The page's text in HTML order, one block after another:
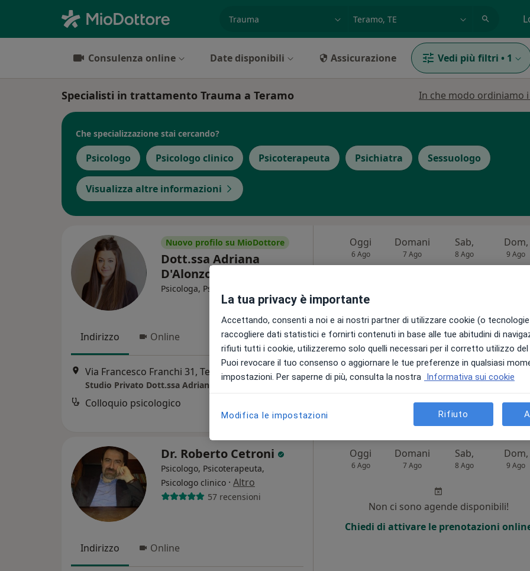
Consulenza online Date disponibili Assicurazione Vedi più filtri • 1
Specialisti in trattamento Trauma a Teramo In che modo ordiniamo
Che specializzazione stai cercando?
Psicologo Psicologo clinico Psicoterapeuta Psichiatra Sessuologo
Visualizza altre informazioni
Nuovo profilo su MioDottore
Dott.ssa Adriana
D'Alonzo
Psicologa, Psicologa clinica
Indirizzo Online
Via Francesco Franchi 31, Teramo Mappa
Studio Privato Dott.ssa Adriana D'Alonzo
Colloquio psicologico
Oggi
6 Ago
Domani
7 Ago
Sab,
8 Ago
Dom,
9 Ago
Non ci sono agende disponibili!
Chiedi di attivare le prenotazioni online
Dr. Roberto Cetroni
Psicologo, Psicoterapeuta,
Psicologo clinico · Altro
57 recensioni
Indirizzo Online
Oggi
6 Ago
Domani
7 Ago
Sab,
8 Ago
Dom,
9 Ago
Non ci sono agende disponibili!
Chiedi di attivare le prenotazioni
La tua privacy è importante
Accettando, consenti a noi e ai nostri partner di utilizzare cookie (o
raccogliere dati statistici e fornirti contenuti in base alle tue abitudini di
rifiuti tutti i cookie, utilizzeremo solo quelli necessari per il corretto utilizzo
Puoi revocare il tuo consenso o aggiornare le tue preferenze in qualsiasi
impostazioni. Per saperne di più, consulta la nostra Informativa sui cookie
Modifica le impostazioni Rifiuto